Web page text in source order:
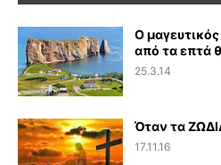
Ο
από τα επτά
25.3.14
Όταν τα
17.11.16